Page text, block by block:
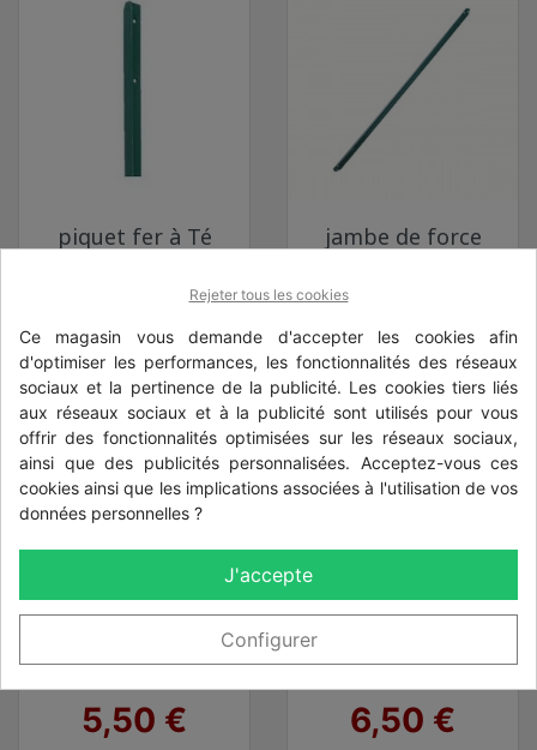
piquet fer à Té
15,95 €
jambe de force
Prix
fer 1,70 m
Prix
5,50 €
fer 2,00 m
Prix
6,50 €
Rejeter tous les cookies
Ce magasin vous demande d'accepter les cookies afin
d'optimiser les performances, les fonctionnalités des réseaux
sociaux et la pertinence de la publicité. Les cookies tiers liés
aux réseaux sociaux et à la publicité sont utilisés pour vous
offrir des fonctionnalités optimisées sur les réseaux sociaux,
ainsi que des publicités personnalisées. Acceptez-vous ces
cookies ainsi que les implications associées à l'utilisation de vos
données personnelles ?
J'accepte
Configurer